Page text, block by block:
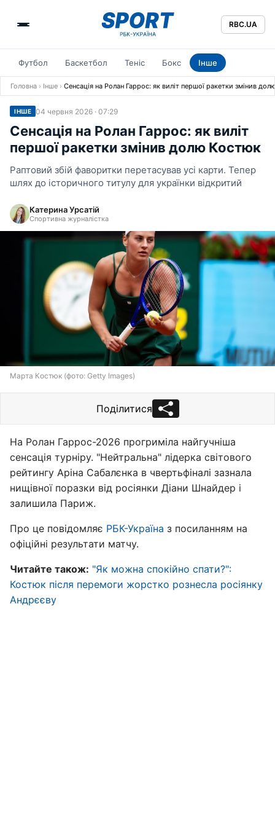
RBC.UA
Футбол Баскетбол Теніс Бокс Інше
Головна › Інше › Сенсація на Ролан Гаррос: як виліт першої ракетки змінив
ІНШЕ 04 червня 2026 · 07:29
Сенсація на Ролан Гаррос: як виліт
першої ракетки змінив долю Костюк
Раптовий збій фаворитки перетасував усі карти. Тепер
шлях до історичного титулу для українки відкритий
Катерина Урсатій
Спортивна журналістка
Марта Костюк (фото: Getty Images)
Поділитися
На Ролан Гаррос-2026 прогриміла найгучніша
сенсація турніру. "Нейтральна" лідерка світового
рейтингу Аріна Сабалєнка в чвертьфіналі зазнала
нищівної поразки від росіянки Діани Шнайдер і
залишила Париж.
Про це повідомляє РБК-Україна з посиланням на
офіційні результати матчу.
Читайте також: "Як можна спокійно спати?":
Костюк після перемоги жорстко рознесла росіянку
Андрєєву